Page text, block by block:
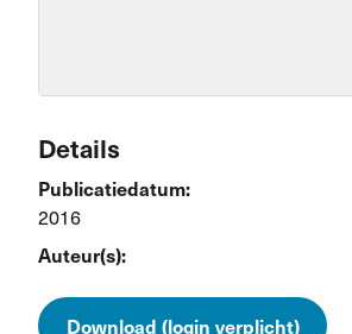
Details
Publicatiedatum:
2016
Auteur(s):
Download (login verplicht)